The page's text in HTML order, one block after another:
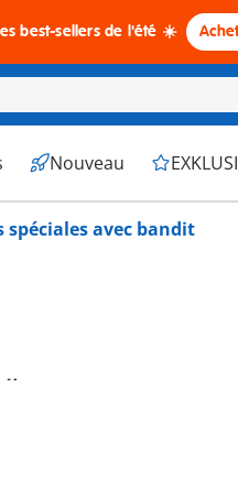
best-sellers de l'été ☀️
Nouveau
spéciales avec bandit